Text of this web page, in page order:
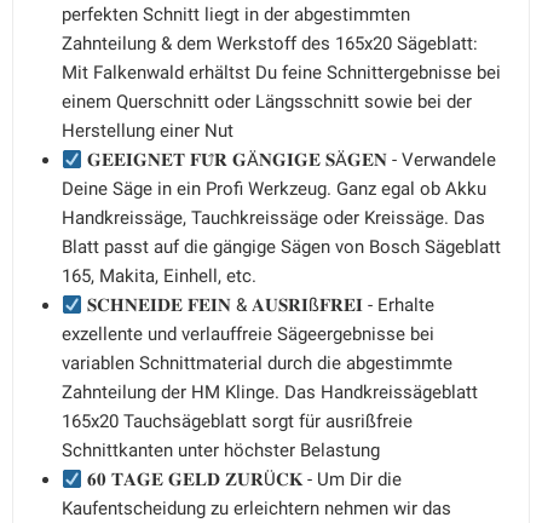
perfekten Schnitt liegt in der abgestimmten
Zahnteilung & dem Werkstoff des 165x20 Sägeblatt:
Mit Falkenwald erhältst Du feine Schnittergebnisse bei
einem Querschnitt oder Längsschnitt sowie bei der
Herstellung einer Nut
𝐆𝐄𝐄𝐈𝐆𝐍𝐄𝐓 𝐅𝐔̈𝐑 𝐆Ä𝐍𝐆𝐈𝐆𝐄 𝐒Ä𝐆𝐄𝐍 - Verwandele
Deine Säge in ein Profi Werkzeug. Ganz egal ob Akku
Handkreissäge, Tauchkreissäge oder Kreissäge. Das
Blatt passt auf die gängige Sägen von Bosch Sägeblatt
165, Makita, Einhell, etc.
𝐒𝐂𝐇𝐍𝐄𝐈𝐃𝐄 𝐅𝐄𝐈𝐍 & 𝐀𝐔𝐒𝐑𝐈ß𝐅𝐑𝐄𝐈 - Erhalte
exzellente und verlauffreie Sägeergebnisse bei
variablen Schnittmaterial durch die abgestimmte
Zahnteilung der HM Klinge. Das Handkreissägeblatt
165x20 Tauchsägeblatt sorgt für ausrißfreie
Schnittkanten unter höchster Belastung
𝟔𝟎 𝐓𝐀𝐆𝐄 𝐆𝐄𝐋𝐃 𝐙𝐔𝐑Ü𝐂𝐊 - Um Dir die
Kaufentscheidung zu erleichtern nehmen wir das